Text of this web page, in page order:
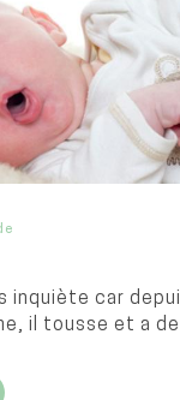
inquiète car
il tousse et a